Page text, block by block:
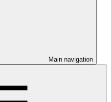
Main navigation